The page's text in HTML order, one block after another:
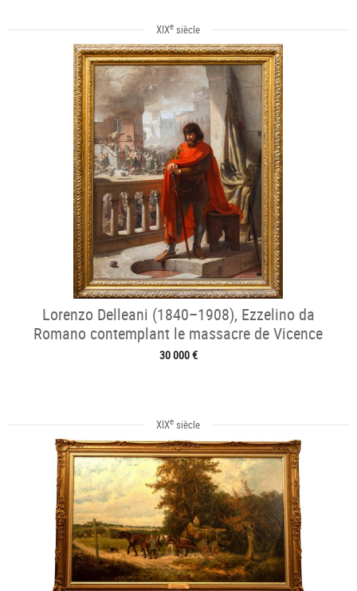
XIXe siècle
Lorenzo Delleani (1840–1908), Ezzelino da
Romano contemplant le massacre de Vicence
30 000 €
XIXe siècle